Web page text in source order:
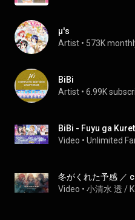
μ's
Artist • 573K
BiBi
Artist • 6.99K
Video • Unlimited
Video • 小清水 透 /